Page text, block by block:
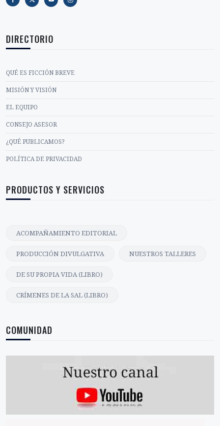
DIRECTORIO
QUÉ ES FICCIÓN BREVE
MISIÓN Y VISIÓN
EL EQUIPO
CONSEJO ASESOR
¿QUÉ PUBLICAMOS?
POLÍTICA DE PRIVACIDAD
PRODUCTOS Y SERVICIOS
ACOMPAÑAMIENTO EDITORIAL
PRODUCCIÓN DIVULGATIVA NUESTROS TALLERES
DE SU PROPIA VIDA (LIBRO)
CRÍMENES DE LA SAL (LIBRO)
COMUNIDAD